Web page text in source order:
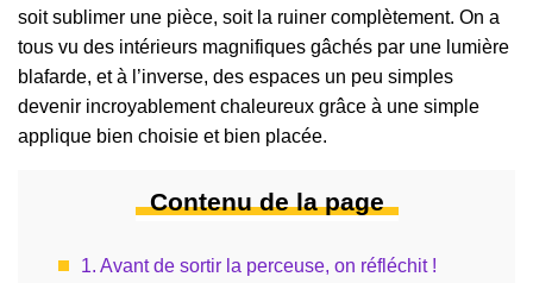
soit sublimer une pièce, soit la ruiner complètement. On a
tous vu des intérieurs magnifiques gâchés par une lumière
blafarde, et à l’inverse, des espaces un peu simples
devenir incroyablement chaleureux grâce à une simple
applique bien choisie et bien placée.
Contenu de la page
1. Avant de sortir la perceuse, on réfléchit !